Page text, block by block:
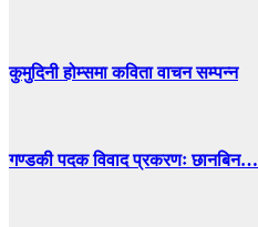
कुमुदिनी होम्समा कविता वाचन सम्पन्न
गण्डकी पदक विवाद प्रकरणः छानबिन…